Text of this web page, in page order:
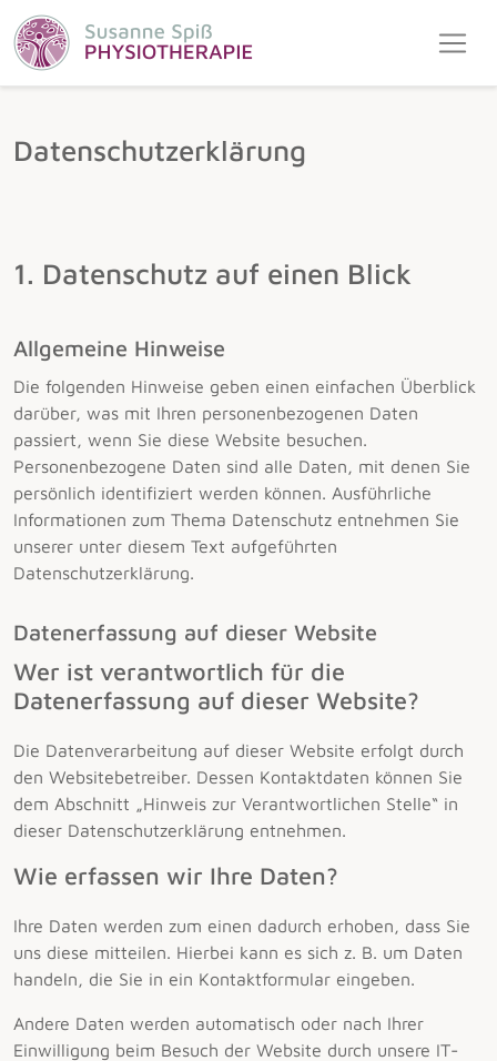
Datenschutzerklärung
1. Datenschutz auf einen Blick
Allgemeine Hinweise
Die folgenden Hinweise geben einen einfachen Überblick
darüber, was mit Ihren personenbezogenen Daten
passiert, wenn Sie diese Website besuchen.
Personenbezogene Daten sind alle Daten, mit denen Sie
persönlich identifiziert werden können. Ausführliche
Informationen zum Thema Datenschutz entnehmen Sie
unserer unter diesem Text aufgeführten
Datenschutzerklärung.
Datenerfassung auf dieser Website
Wer ist verantwortlich für die
Datenerfassung auf dieser Website?
Die Datenverarbeitung auf dieser Website erfolgt durch
den Websitebetreiber. Dessen Kontaktdaten können Sie
dem Abschnitt „Hinweis zur Verantwortlichen Stelle“ in
dieser Datenschutzerklärung entnehmen.
Wie erfassen wir Ihre Daten?
Ihre Daten werden zum einen dadurch erhoben, dass Sie
uns diese mitteilen. Hierbei kann es sich z. B. um Daten
handeln, die Sie in ein Kontaktformular eingeben.
Andere Daten werden automatisch oder nach Ihrer
Einwilligung beim Besuch der Website durch unsere IT-